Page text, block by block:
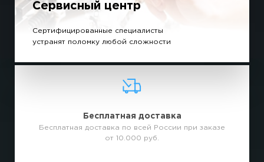
Сервисный центр
Сертифицированные специалисты
устранят поломку любой сложности
Бесплатная доставка
Бесплатная доставка по всей России при заказе
от 10.000 руб.